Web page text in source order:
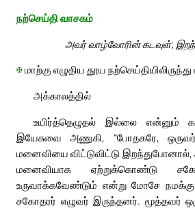
நற்செய்தி வாசகம்
அவர் வாழ்வோரின் கடவுள்;
✠மாற்கு எழுதிய தூய
அக்காலத்தில்
உயிர்த்தெழுதல் இல்லை என்னும்
இயேசுவை அணுகி, “போதகரே,
மனைவியை விட்டுவிட்டு
மனைவியாக ஏற்றுக்கொண்டு
உருவாக்கவேண்டும் என்று மோசே
சகோதரர் எழுவர் இருந்தனர்.